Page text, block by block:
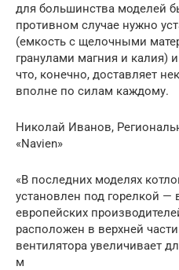
для большинства моделей
противном случае нужно
(емкость с щелочными
гранулами магния и калия)
что, конечно, доставляет
вполне по силам каждому.
Николай Иванов,
«Navien»
«В последних моделях
установлен под горелкой —
европейских
расположен в верхней
вентилятора увеличивает
м